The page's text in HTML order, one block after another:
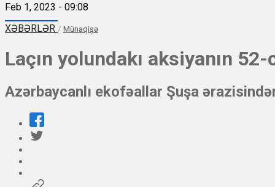
Feb 1, 2023 - 09:08
XƏBƏRLƏR / Münaqişə
Laçın yolundakı aksiyanın
Azərbaycanlı ekofəallar Şuşa